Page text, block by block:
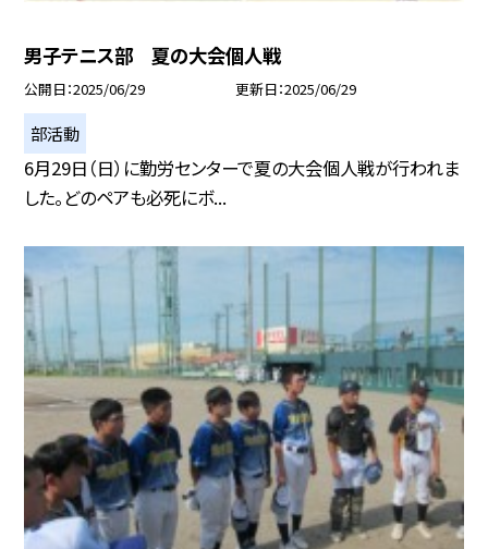
男子テニス部 夏の大会個人戦
公開日 2025/06/29 更新日 2025/06/29
部活動
6月29日（日）に勤労センターで夏の大会個人戦が行われま
した。どのペアも必死にボ...